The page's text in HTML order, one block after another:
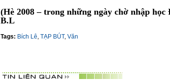
(Hè 2008 – trong những ngày chờ nhập
B.L
Tags: Bích Lê, TẠP BÚT, Văn